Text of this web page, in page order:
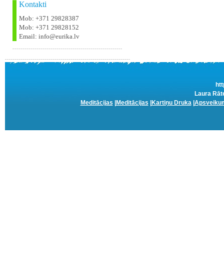
Kontakti
Mob: +371 29828387
Mob: +371 29828152
Email: info@eurika.lv
Laura
Meditācijas
Meditācijas Kartiņu Druka|